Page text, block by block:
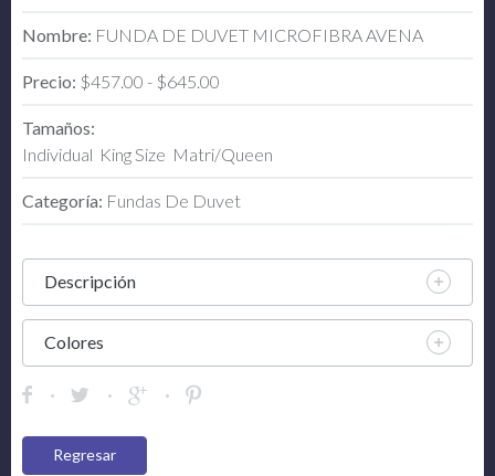
Nombre: FUNDA DE DUVET MICROFIBRA AVENA
Precio: $457.00 - $645.00
Tamaños:
Individual King Size Matri/Queen
Categoría: Fundas De Duvet
Descripción
Colores
Regresar